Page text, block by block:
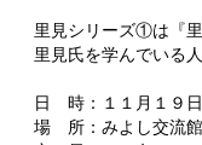
里見シリーズ①は『
里見氏を学んでいる
日 時：１１月１９
場 所：みよし交流館